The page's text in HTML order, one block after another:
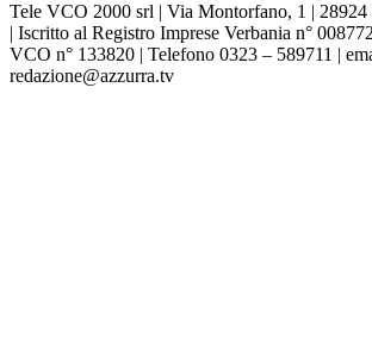
Tele VCO 2000 srl | Via Montorfano, 1 | 28924
| Iscritto al Registro Imprese Verbania n°
VCO n° 133820 | Telefono 0323 – 589711 |
redazione@azzurra.tv